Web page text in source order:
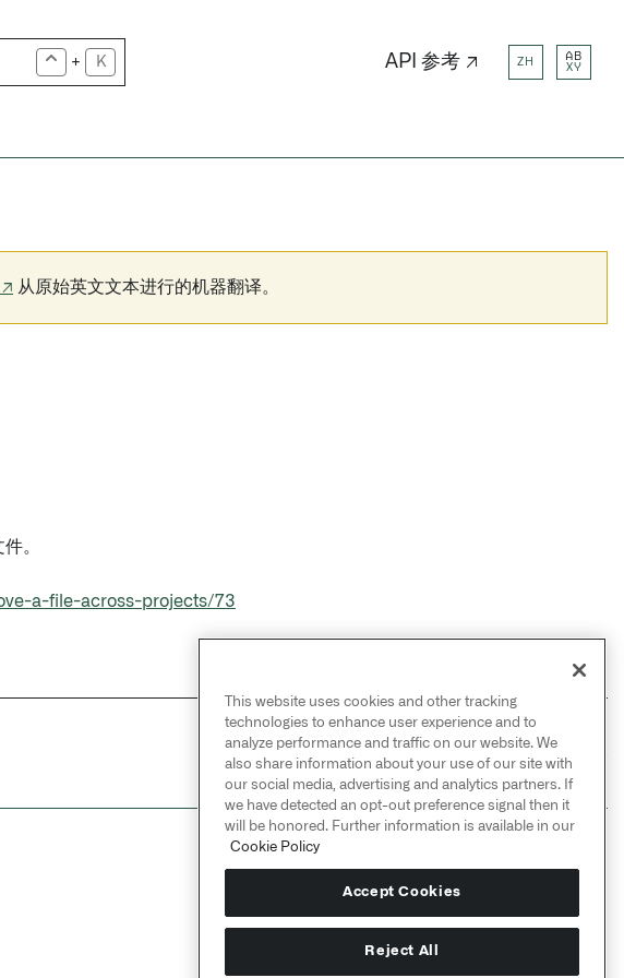
+ K API 参考 ↗ ZH
AB
XY
从原始英文文本进行的机器翻译。
。
a-file-across-projects/73
Workshop（社区）
This website uses cookies and other tracking
technologies to enhance user experience and to
analyze performance and traffic on our website. We
also share information about your use of our site with
our social media, advertising and analytics partners. If
we have detected an opt-out preference signal then it
will be honored. Further information is available in our
Cookie Policy
Accept Cookies
Reject All